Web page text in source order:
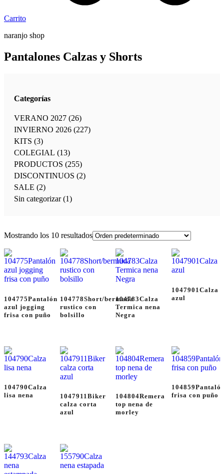
Carrito
naranjo shop
Pantalones Calzas y Shorts
Categorías
VERANO 2027 (26)
INVIERNO 2026 (227)
KITS (3)
COLEGIAL (13)
PRODUCTOS (255)
DISCONTINUOS (2)
SALE (2)
Sin categorizar (1)
Mostrando los 10 resultados
104775Pantalón
azul jogging
frisa con puño
104778Short/bermuda
rustico con
bolsillo
104783Calza
Termica nena
Negra
1047901Calza
azul
104790Calza
lisa nena
1047911Biker
calza corta
azul
104804Remera
top nena de
morley
frisa con puño